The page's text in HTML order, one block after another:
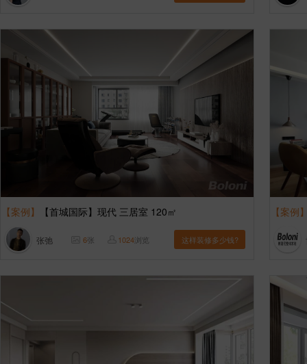
【案例】 【首城国际】现代 三居室 120㎡
张弛 6张 1024浏览 这样装修多少钱?
【案例